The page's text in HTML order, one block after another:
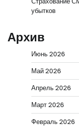
убытков
Архив
Июнь 2026
Май 2026
Апрель 2026
Март 2026
Февраль 2026